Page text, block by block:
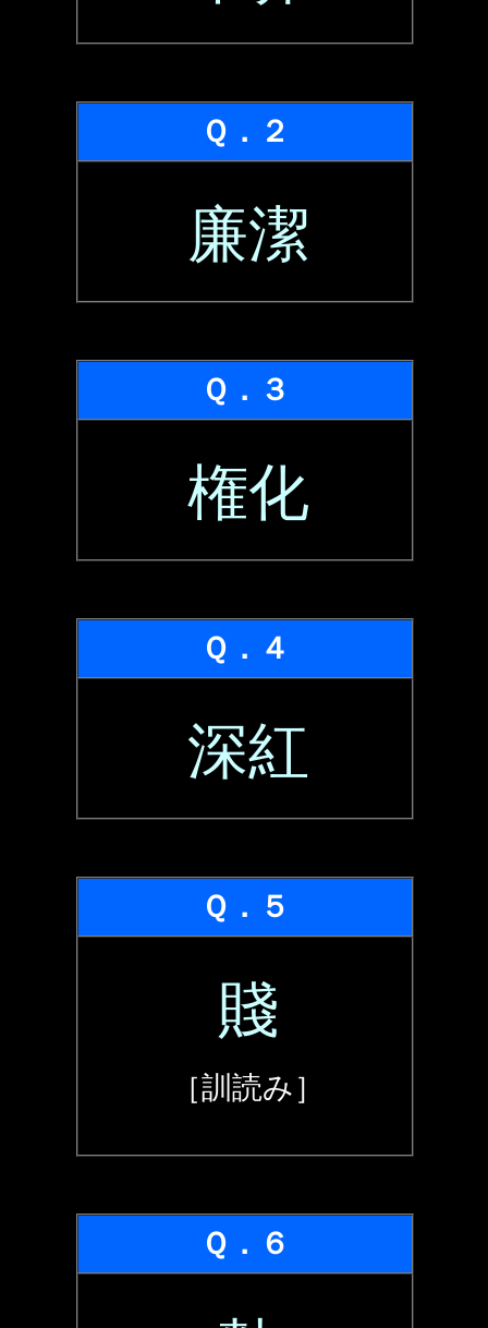
Ｑ．２
廉潔
Ｑ．３
権化
Ｑ．４
深紅
Ｑ．５
賤
［訓読み］
Ｑ．６